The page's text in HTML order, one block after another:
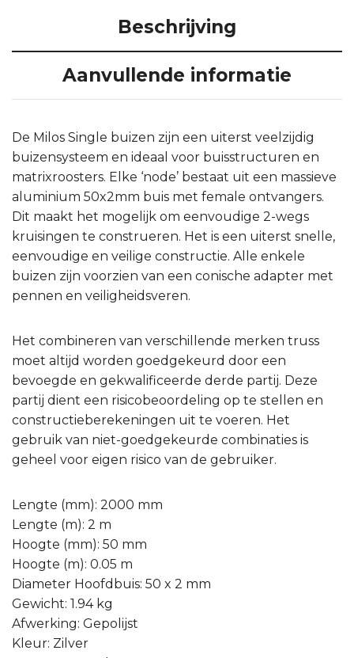
Beschrijving
Aanvullende informatie
De Milos Single buizen zijn een uiterst veelzijdig
buizensysteem en ideaal voor buisstructuren en
matrixroosters. Elke ‘node’ bestaat uit een massieve
aluminium 50x2mm buis met female ontvangers.
Dit maakt het mogelijk om eenvoudige 2-wegs
kruisingen te construeren. Het is een uiterst snelle,
eenvoudige en veilige constructie. Alle enkele
buizen zijn voorzien van een conische adapter met
pennen en veiligheidsveren.
Het combineren van verschillende merken truss
moet altijd worden goedgekeurd door een
bevoegde en gekwalificeerde derde partij. Deze
partij dient een risicobeoordeling op te stellen en
constructieberekeningen uit te voeren. Het
gebruik van niet-goedgekeurde combinaties is
geheel voor eigen risico van de gebruiker.
Lengte (mm): 2000 mm
Lengte (m): 2 m
Hoogte (mm): 50 mm
Hoogte (m): 0.05 m
Diameter Hoofdbuis: 50 x 2 mm
Gewicht: 1.94 kg
Afwerking: Gepolijst
Kleur: Zilver